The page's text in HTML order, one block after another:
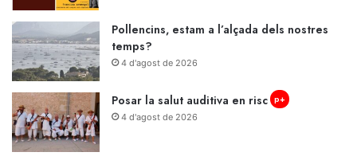
Pollencins, estam a l’alçada dels nostres
temps?
4 d'agost de 2026
Posar la salut auditiva en risc p+
4 d'agost de 2026